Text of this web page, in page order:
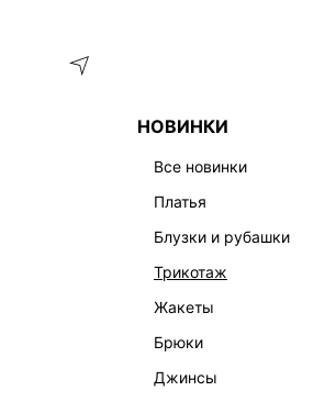
НОВИНКИ
все новинки
платья
блузки и рубашки
трикотаж
жакеты
брюки
джинсы
ОДЕЖДА